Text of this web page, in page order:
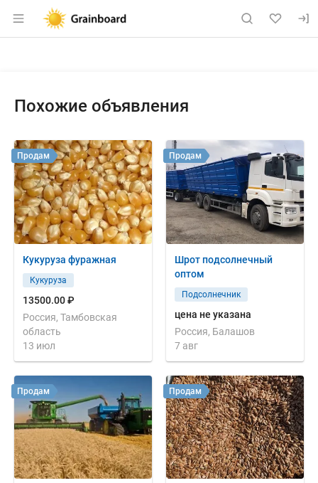
Раздел навигации по сайту
Похожие объявления
Кукуруза фуражная
Кукуруза
13500.00 ₽
Россия, Тамбовская
область
13 июл
Продам
Шрот подсолнечный
оптом
Подсолнечник
цена не указана
Россия, Балашов
7 авг
Продам
Продам Продам